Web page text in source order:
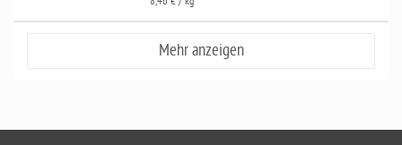
Mehr anzeigen